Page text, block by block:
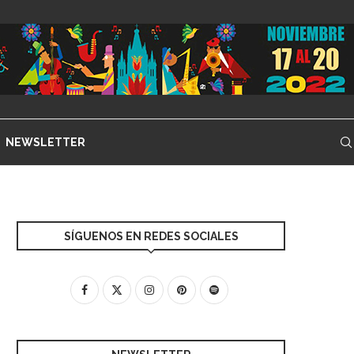
NEWSLETTER
SÍGUENOS EN REDES SOCIALES